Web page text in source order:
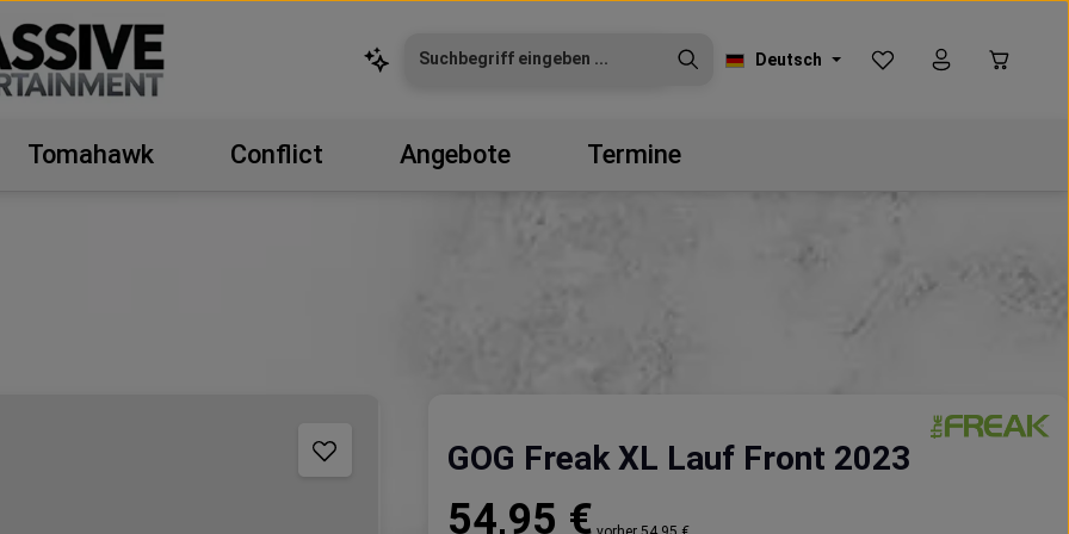
Deutsch
Du hast 0 Produkte
Tomahawk Conflict Angebote Termine
GOG Freak XL Lauf Front 2023
54,95 €